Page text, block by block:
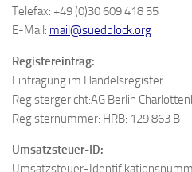
Telefax: +49 (0)30 609 418 55
E-Mail: mail@suedblock.org
Registereintrag:
Eintragung im Handelsregister.
Registergericht:AG Berlin
Registernummer: HRB: 129 863 B
Umsatzsteuer-ID:
Umsatzsteuer-